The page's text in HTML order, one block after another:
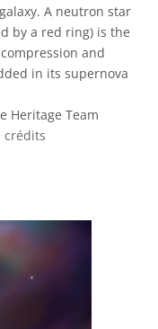
A neutron star
by a red ring) is the
and
in its supernova
Heritage Team
crédits
(CC) Attribution 4.0